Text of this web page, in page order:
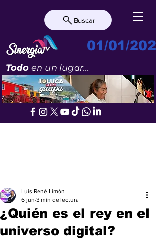
Buscar
01/01/
Todoen un lugar...
¿Quién es el rey en el
universo digital?
Luis René Limón
6 jun 3 min de lectura